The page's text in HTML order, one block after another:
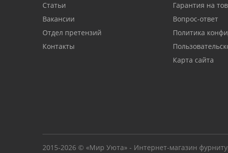
Статьи
Вакансии
Отдел претензий
Контакты
Гарантия на
Вопрос-ответ
Политика
Карта сайта
2015-2026 © «Мир Уюта» - Интернет-магазин